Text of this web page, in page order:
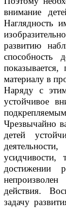
внимание
Наглядность
развитию
способность
материалу в
Наряду с
устойчивое
Чрезвычайно
детей
усидчивости,
достижении
действия.
задачу